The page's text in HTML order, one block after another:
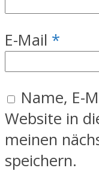
E-Mail *
Name, E-
Website in
meinen
speichern.